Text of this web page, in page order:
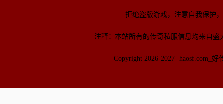
拒绝盗版游戏，注意自我保护
注释：本站所有的传奇私服信息均来自
Copyright 2026-2027 haosf.com_好